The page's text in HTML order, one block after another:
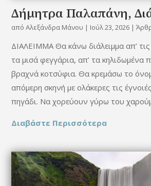
Δήμητρα Παλαπάνη,
απόΑλεξάνδρα Μάνου | Ιούλ 23, 2026 |
ΔΙΑΛΕΙΜΜΑ Θα κάνω διάλειμμα απ’ τις
τα μισά φεγγάρια, απ’ τα κηλιδωμένα
βραχνά κοτσύφια. Θα κρεμάσω το
απόμερη σκηνή με ολάκερες τις
πηγάδι. Να χορεύουν γύρω του
Διαβάστε Περισσότερα